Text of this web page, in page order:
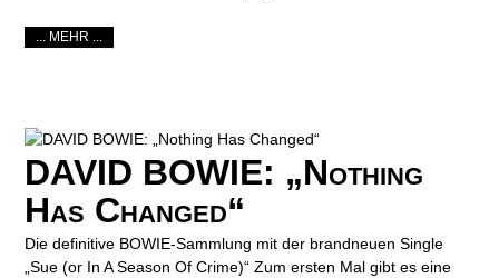
... MEHR ...
DAVID BOWIE: „Nothing
Has Changed“
Die definitive BOWIE-Sammlung mit der brandneuen Single
„Sue (or In A Season Of Crime)“ Zum ersten Mal gibt es eine